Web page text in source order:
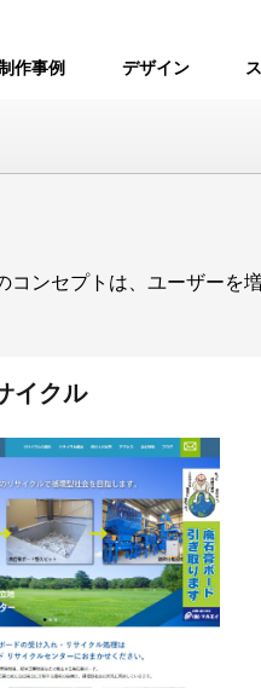
作事例 デザイン
ンセプトは、ユーザーを
イクル